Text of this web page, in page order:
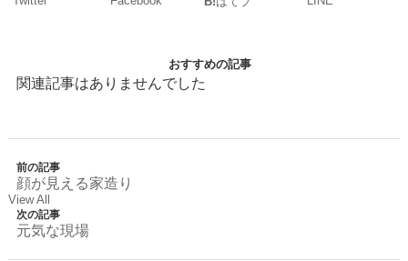
おすすめの記事
関連記事はありませんでした
前の記事
顔が見える家造り
View All
次の記事
元気な現場